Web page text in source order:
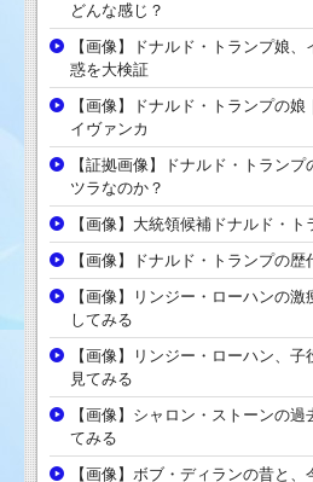
どんな感じ？
【画像】ドナルド・トランプ娘
惑を大検証
【画像】ドナルド・トランプの
イヴァンカ
【証拠画像】ドナルド・トラン
ツラなのか？
【画像】大統領候補ドナルド・
【画像】ドナルド・トランプの歴
【画像】リンジー・ローハンの
してみる
【画像】リンジー・ローハン、
見てみる
【画像】シャロン・ストーンの
てみる
【画像】ボブ・ディランの昔と